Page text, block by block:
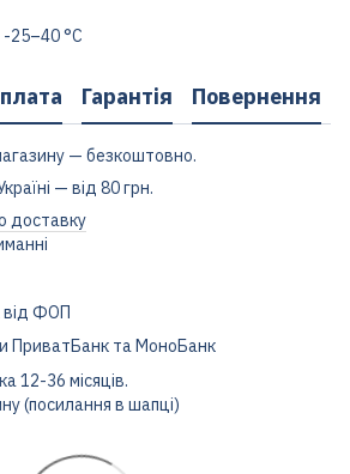
25–40 °C
Гарантія Повернення
— безкоштовно.
— від 80 грн.
доставку
від ФОП
ПриватБанк та МоноБанк
12-36 місяців.
(посилання в шапці)